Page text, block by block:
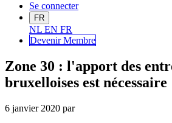
Se connecter
FR
NL EN FR
Devenir Membre
Zone 30 : l'apport des
bruxelloises est nécessaire
6 janvier 2020 par